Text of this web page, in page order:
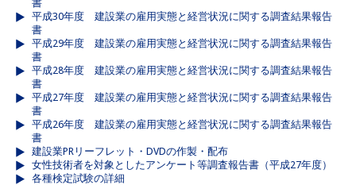
書
平成30年度 建設業の雇用実態と経営状況に関する調査結果報告
書
平成29年度 建設業の雇用実態と経営状況に関する調査結果報告
書
平成28年度 建設業の雇用実態と経営状況に関する調査結果報告
書
平成27年度 建設業の雇用実態と経営状況に関する調査結果報告
書
平成26年度 建設業の雇用実態と経営状況に関する調査結果報告
書
建設業PRリーフレット・DVDの作製・配布
女性技術者を対象としたアンケート等調査報告書（平成27年度）
各種検定試験の詳細